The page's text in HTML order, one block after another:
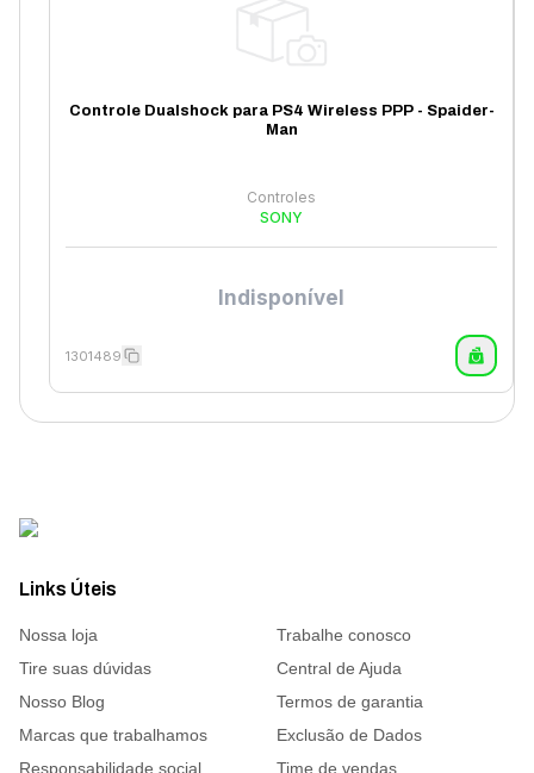
Controle Dualshock para PS4 Wireless PPP - Spaider-
Man
Controles
SONY
Indisponível
1301489
Links Úteis
Nossa loja
Trabalhe conosco
Tire suas dúvidas
Central de Ajuda
Nosso Blog
Termos de garantia
Marcas que trabalhamos
Exclusão de Dados
Responsabilidade social
Time de vendas